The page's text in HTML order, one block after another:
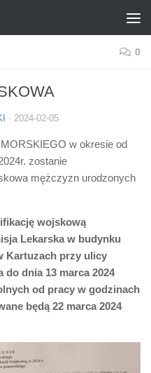
0
· 2024-02-05
w okresie od
zostanie
mężczyzn urodzonych
wojskową
Lekarska w budynku
Kartuzach przy ulicy
do dnia 13 marca 2024
od pracy w godzinach
będą 22 marca 2024